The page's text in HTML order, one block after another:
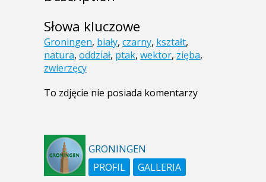
Słowa kluczowe
Groningen, biały, czarny, kształt,
natura, oddział, ptak, wektor, zięba,
zwierzęcy
To zdjęcie nie posiada komentarzy
GRONINGEN
PROFIL
GALLERIA